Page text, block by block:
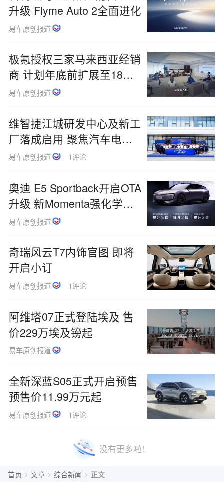
升级 Flyme Auto 2全面进化
易车原创报道
极氪授权三家马来西亚经销
商 计划年底前扩展至18家
经销门店
易车原创报道
维智捷江城研发中心及新工
厂落成启用 聚焦汽车电子
电气架构
易车原创报道 1评论
奥迪 E5 Sportback开启OTA
升级 新Momenta强化学习
大模型上车
易车原创报道
奇瑞风云T7内饰官图 即将
开启小订
易车原创报道 1评论
阿维塔07正式登陆埃及 售
价229万埃及镑起
易车原创报道
全新深蓝S05正式开启预售
预售价11.99万元起
易车原创报道 1评论
没有更多啦！
首页 > 文章 > 综合新闻 > 正文